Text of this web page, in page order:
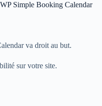
Simple Booking Calendar
va droit au but.
sur votre site.